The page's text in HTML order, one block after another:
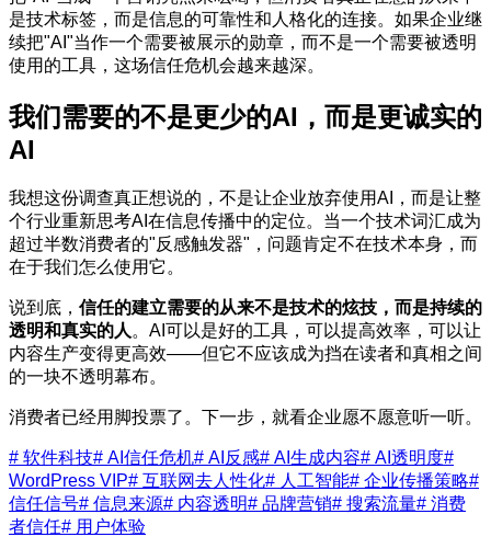
是技术标签，而是信息的可靠性和人格化的连接。如果企业继
续把"AI"当作一个需要被展示的勋章，而不是一个需要被透明
使用的工具，这场信任危机会越来越深。
我们需要的不是更少的AI，而是更诚实的
AI
我想这份调查真正想说的，不是让企业放弃使用AI，而是让整
个行业重新思考AI在信息传播中的定位。当一个技术词汇成为
超过半数消费者的"反感触发器"，问题肯定不在技术本身，而
在于我们怎么使用它。
说到底， 信任的建立需要的从来不是技术的炫技，而是持续的
透明和真实的人 。AI可以是好的工具，可以提高效率，可以让
内容生产变得更高效——但它不应该成为挡在读者和真相之间
的一块不透明幕布。
消费者已经用脚投票了。下一步，就看企业愿不愿意听一听。
# 软件科技# AI信任危机# AI反感# AI生成内容# AI透明度#
WordPress VIP# 互联网去人性化# 人工智能# 企业传播策略#
信任信号# 信息来源# 内容透明# 品牌营销# 搜索流量# 消费
者信任# 用户体验